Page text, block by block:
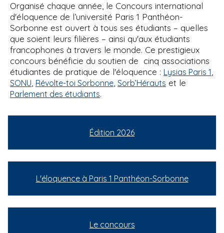
Organisé chaque année, le Concours international
d'éloquence de l’université Paris 1 Panthéon-
Sorbonne est ouvert à tous ses étudiants – quelles
que soient leurs filières – ainsi qu'aux étudiants
francophones à travers le monde. Ce prestigieux
concours bénéficie du soutien de cinq associations
étudiantes de pratique de l'éloquence : Lysias Paris 1
SONU Révolte-toi Sorbonne Sorb’Hérauts et le
Parlement des étudiants.
Édition 2026
L'éloquence à Paris 1 Panthéon-Sorbonne
Le concours